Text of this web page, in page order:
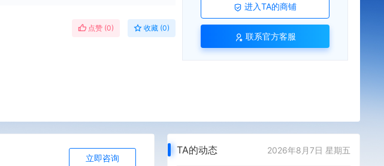
点赞 (0) 收藏 (0)
进入TA的商铺
联系官方客服
立即咨询
TA的动态 2026年8月7日 星期五